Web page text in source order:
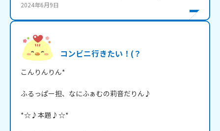
2024年6月9日
コンビニ行きたい！(？
こんりんりん*
ふるっぱー担、なにふぁむの莉音だりん♪
*☆♪本題♪☆*